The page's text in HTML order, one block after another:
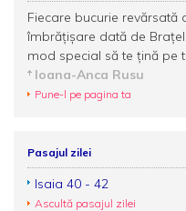
Fiecare bucurie revărsată
îmbrăţişare dată de
mod special să te ţină pe
Ioana-Anca Rusu
Pune-l pe pagina ta
Pasajul zilei
Isaia 40 - 42
Ascultă pasajul zilei